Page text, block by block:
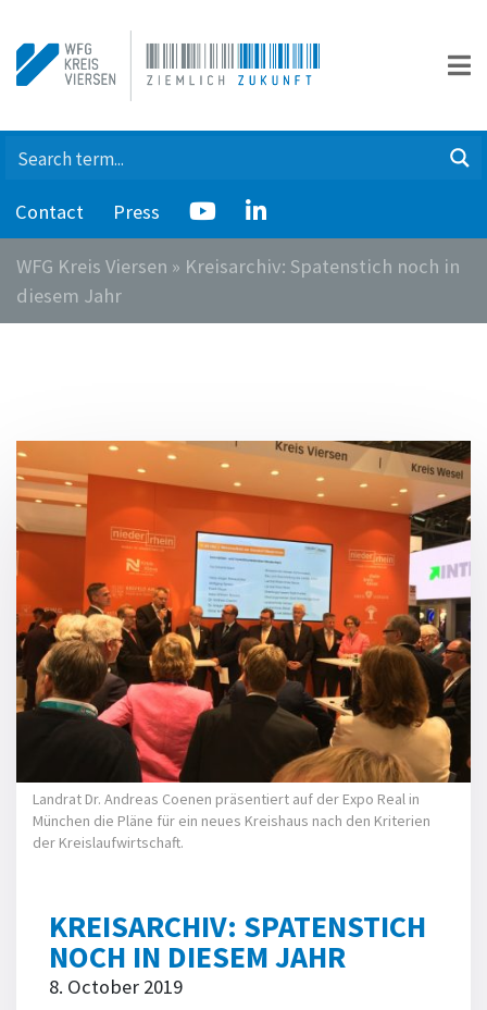
Contact Press
WFG Kreis Viersen » Kreisarchiv: Spatenstich noch in
diesem Jahr
Landrat Dr. Andreas Coenen präsentiert auf der Expo Real in
München die Pläne für ein neues Kreishaus nach den Kriterien
der Kreislaufwirtschaft.
KREISARCHIV: SPATENSTICH
NOCH IN DIESEM JAHR
8. October 2019